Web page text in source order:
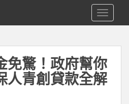
免驚！政府幫你
人青創貸款全解